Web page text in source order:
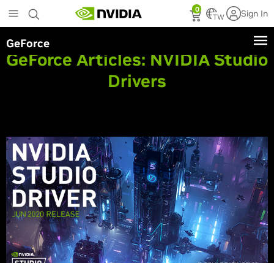
to
main
content
0
TW Sign In
GeForce
GeForce Articles: NVIDIA Studio
Drivers